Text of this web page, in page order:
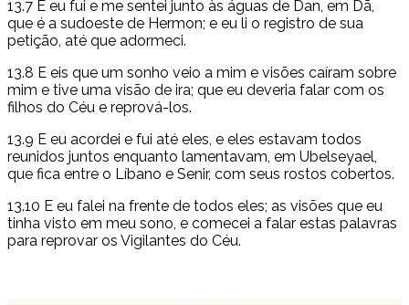
13.7 E eu fui e me sentei junto às águas de Dan, em Dã,
que é a sudoeste de Hermon; e eu li o registro de sua
petição, até que adormeci.
13.8 E eis que um sonho veio a mim e visões caíram sobre
mim e tive uma visão de ira; que eu deveria falar com os
filhos do Céu e reprová-los.
13.9 E eu acordei e fui até eles, e eles estavam todos
reunidos juntos enquanto lamentavam, em Ubelseyael,
que fica entre o Líbano e Senir, com seus rostos cobertos.
13.10 E eu falei na frente de todos eles; as visões que eu
tinha visto em meu sono, e comecei a falar estas palavras
para reprovar os Vigilantes do Céu.